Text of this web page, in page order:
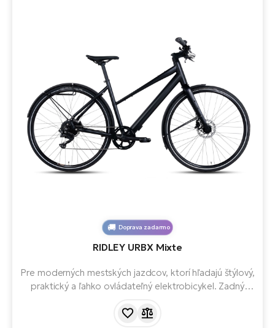
Doprava zadarmo
RIDLEY URBX Mixte
Pre moderných mestských jazdcov, ktorí hľadajú štýlový,
praktický a ľahko ovládateľný elektrobicykel. Zadný
remeňový pohon. Vybavený hliníkovými blatníkmi a